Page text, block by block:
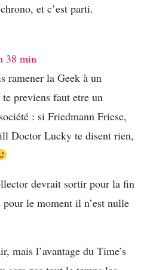
et c’est parti.
38 min
ramener la Geek à un
previens faut etre un
: si Friedmann Friese,
Doctor Lucky te disent rien,
devrait sortir pour la fin
pour le moment il n’est nulle
mais l’avantage du Time’s